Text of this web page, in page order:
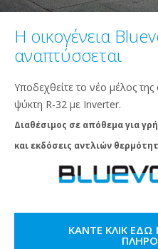
Η οικογένεια
αναπτύσσεται
Υποδεχθείτε το νέο μέλος της
ψύκτη R-32 με Inverter.
Διαθέσιμος σε απόθεμα για
και εκδόσεις αντλιών
ΚΆΝΤΕ ΚΛΙΚ ΕΔΏ